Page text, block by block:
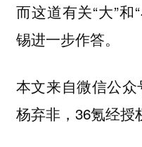
而这道有关“大”和
锡进一步作答。
本文来自微信公众
杨弃非，36氪经授